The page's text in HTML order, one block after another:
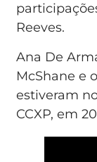
Reeves.
Ana De
McShane e
estiveram
CCXP, em